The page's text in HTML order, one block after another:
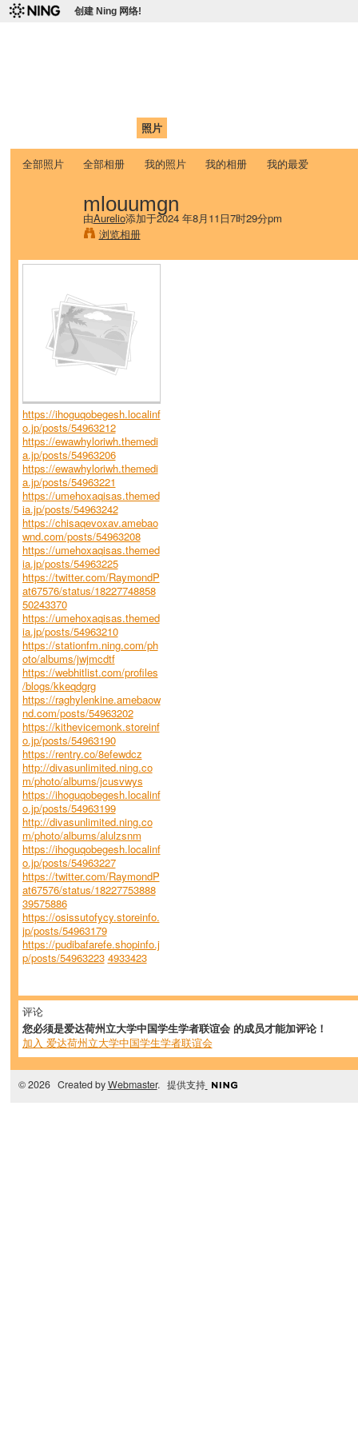
创建 Ning 网络!
照片
全部照片 全部相册 我的照片 我的相册 我的最爱
mlouumgn
由Aurelio添加于2024 年8月11日7时29分pm
浏览相册
https://ihoguqobegesh.localinf
o.jp/posts/54963212
https://ewawhyloriwh.themedi
a.jp/posts/54963206
https://ewawhyloriwh.themedi
a.jp/posts/54963221
https://umehoxaqisas.themed
ia.jp/posts/54963242
https://chisaqevoxav.amebao
wnd.com/posts/54963208
https://umehoxaqisas.themed
ia.jp/posts/54963225
https://twitter.com/RaymondP
at67576/status/18227748858
50243370
https://umehoxaqisas.themed
ia.jp/posts/54963210
https://stationfm.ning.com/ph
oto/albums/jwjmcdtf
https://webhitlist.com/profiles
/blogs/kkeqdgrg
https://raghylenkine.amebaow
nd.com/posts/54963202
https://kithevicemonk.storeinf
o.jp/posts/54963190
https://rentry.co/8efewdcz
http://divasunlimited.ning.co
m/photo/albums/jcusvwys
https://ihoguqobegesh.localinf
o.jp/posts/54963199
http://divasunlimited.ning.co
m/photo/albums/alulzsnm
https://ihoguqobegesh.localinf
o.jp/posts/54963227
https://twitter.com/RaymondP
at67576/status/18227753888
39575886
https://osissutofycy.storeinfo.
jp/posts/54963179
https://pudibafarefe.shopinfo.j
p/posts/54963223 4933423
评论
您必须是爱达荷州立大学中国学生学者联谊会 的成员才能加评论！
加入 爱达荷州立大学中国学生学者联谊会
© 2026 Created byWebmaster. 提供支持